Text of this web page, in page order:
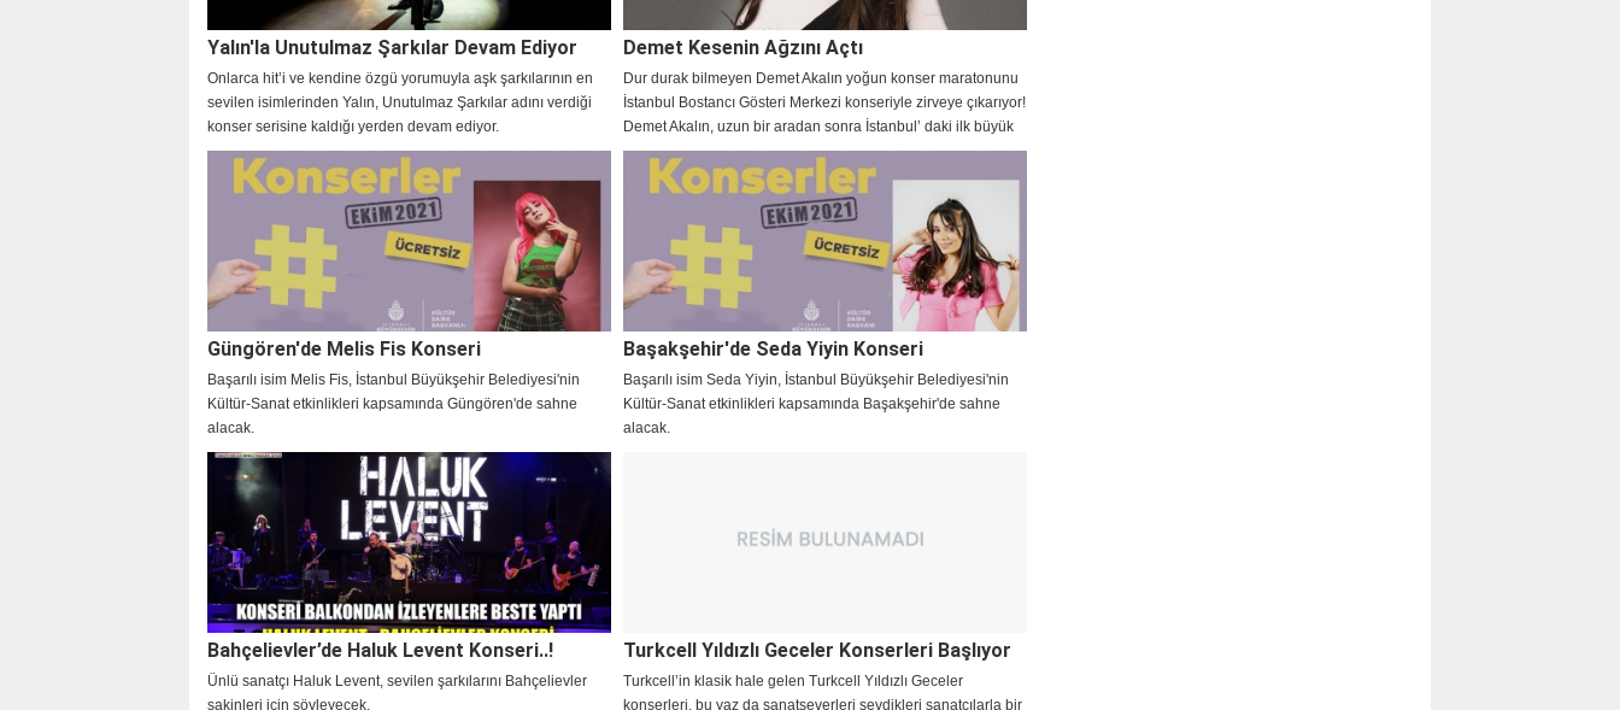
Yalın'la Unutulmaz Şarkılar Devam Ediyor
Onlarca hit’i ve kendine özgü yorumuyla aşk şarkılarının en
sevilen isimlerinden Yalın, Unutulmaz Şarkılar adını verdiği
konser serisine kaldığı yerden devam ediyor.
Demet Kesenin Ağzını Açtı
Dur durak bilmeyen Demet Akalın yoğun konser maratonunu
İstanbul Bostancı Gösteri Merkezi konseriyle zirveye çıkarıyor!
Demet Akalın, uzun bir aradan sonra İstanbul’ daki ilk büyük
konserini 13 Kasım Cumartesi Bostancı Gösteri Merkezi’nde
verecek.
Güngören'de Melis Fis Konseri
Başarılı isim Melis Fis, İstanbul Büyükşehir Belediyesi'nin
Kültür-Sanat etkinlikleri kapsamında Güngören'de sahne
alacak.
Başakşehir'de Seda Yiyin Konseri
Başarılı isim Seda Yiyin, İstanbul Büyükşehir Belediyesi'nin
Kültür-Sanat etkinlikleri kapsamında Başakşehir'de sahne
alacak.
Bahçelievler’de Haluk Levent Konseri..!
Ünlü sanatçı Haluk Levent, sevilen şarkılarını Bahçelievler
sakinleri için söyleyecek.
Turkcell Yıldızlı Geceler Konserleri Başlıyor
Turkcell’in klasik hale gelen Turkcell Yıldızlı Geceler
konserleri, bu yaz da sanatseverleri sevdikleri sanatçılarla bir